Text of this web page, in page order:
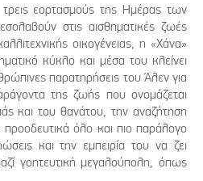
εορτασμούς της Ημέρας των
στις αισθηματικές ζωές
οικογένειας, η «Χάνα»
κύκλο και μέσα του κλείνει
παρατηρήσεις του Άλεν για
της ζωής που ονομάζεται
και του θανάτου, την αναζήτηση
όλο και πιο παράλογο
και την εμπειρία του να ζει
γοητευτική μεγαλούπολη, όπως